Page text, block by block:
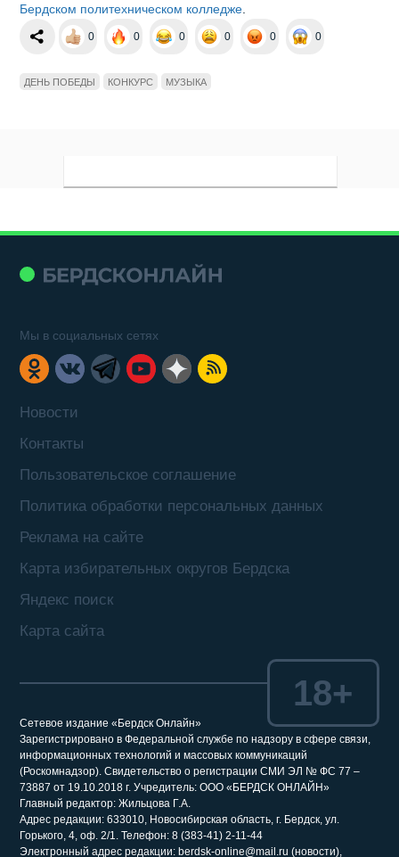
Бердском политехническом колледже
0 0 0 0 0 0
ДЕНЬ ПОБЕДЫ КОНКУРС МУЗЫКА
Новости
Контакты
Пользовательское соглашение
Политика обработки персональных данных
Реклама на сайте
Карта избирательных округов Бердска
Яндекс поиск
Карта сайта
Мы в социальных сетях
Сетевое издание «Бердск Онлайн»
Зарегистрировано в Федеральной службе по надзору в сфере связи,
информационных технологий и массовых коммуникаций
(Роскомнадзор). Свидетельство о регистрации СМИ ЭЛ № ФС 77 –
73887 от 19.10.2018 г. Учредитель: ООО «БЕРДСК ОНЛАЙН»
Главный редактор: Жильцова Г.А.
Адрес редакции: 633010, Новосибирская область, г. Бердск, ул.
Горького, 4, оф. 2/1. Телефон: 8 (383-41) 2-11-44
Электронный адрес редакции: berdsk-online@mail.ru (новости),
18+